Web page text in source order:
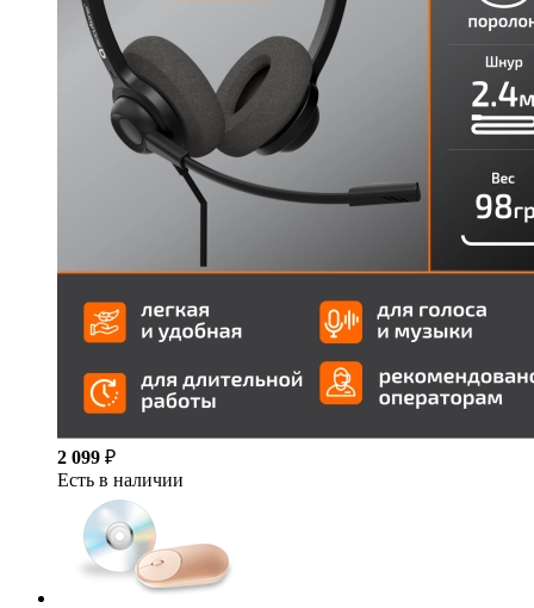
2 099 ₽
Есть в наличии